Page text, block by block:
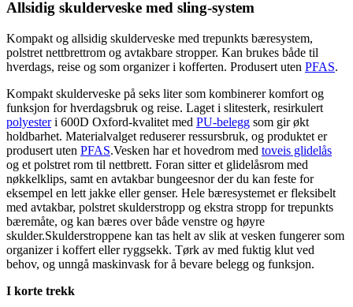
Allsidig skulderveske med sling-system
Kompakt og allsidig skulderveske med trepunkts bæresystem,
polstret nettbrettrom og avtakbare stropper. Kan brukes både til
hverdags, reise og som organizer i kofferten. Produsert uten PFAS.
Kompakt skulderveske på seks liter som kombinerer komfort og
funksjon for hverdagsbruk og reise. Laget i slitesterk, resirkulert
polyesteri 600D Oxford-kvalitet med PU-belegg som gir økt
holdbarhet. Materialvalget reduserer ressursbruk, og produktet er
produsert uten PFAS.Vesken har et hovedrom med toveis glidelås
og et polstret rom til nettbrett. Foran sitter et glidelåsrom med
nøkkelklips, samt en avtakbar bungeesnor der du kan feste for
eksempel en lett jakke eller genser. Hele bæresystemet er fleksibelt
med avtakbar, polstret skulderstropp og ekstra stropp for trepunkts
bæremåte, og kan bæres over både venstre og høyre
skulder.Skulderstroppene kan tas helt av slik at vesken fungerer som
organizer i koffert eller ryggsekk. Tørk av med fuktig klut ved
behov, og unngå maskinvask for å bevare belegg og funksjon.
I korte trekk